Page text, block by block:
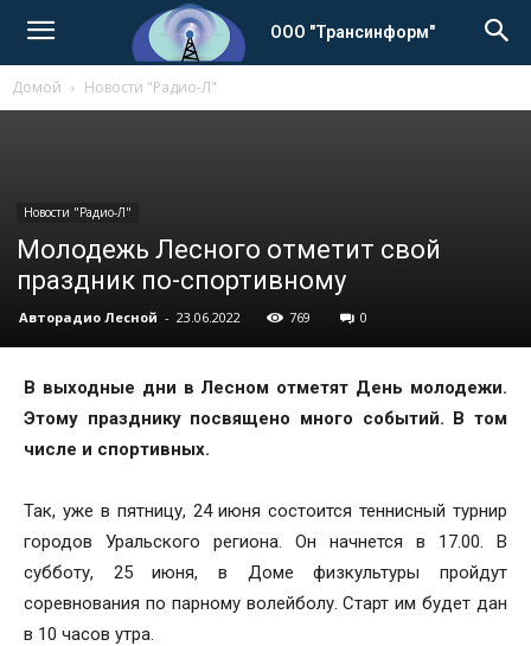
ООО "Трансинформ"
Домой Новости "Радио-Л"
Новости "Радио-Л"
Молодежь Лесного отметит свой
праздник по-спортивному
Авторадио Лесной - 23.06.2022 769 0
В выходные дни в Лесном отметят День молодежи.
Этому празднику посвящено много событий. В том
числе и спортивных.
Так, уже в пятницу, 24 июня состоится теннисный турнир
городов Уральского региона. Он начнется в 17.00. В
субботу, 25 июня, в Доме физкультуры пройдут
соревнования по парному волейболу. Старт им будет дан
в 10 часов утра.